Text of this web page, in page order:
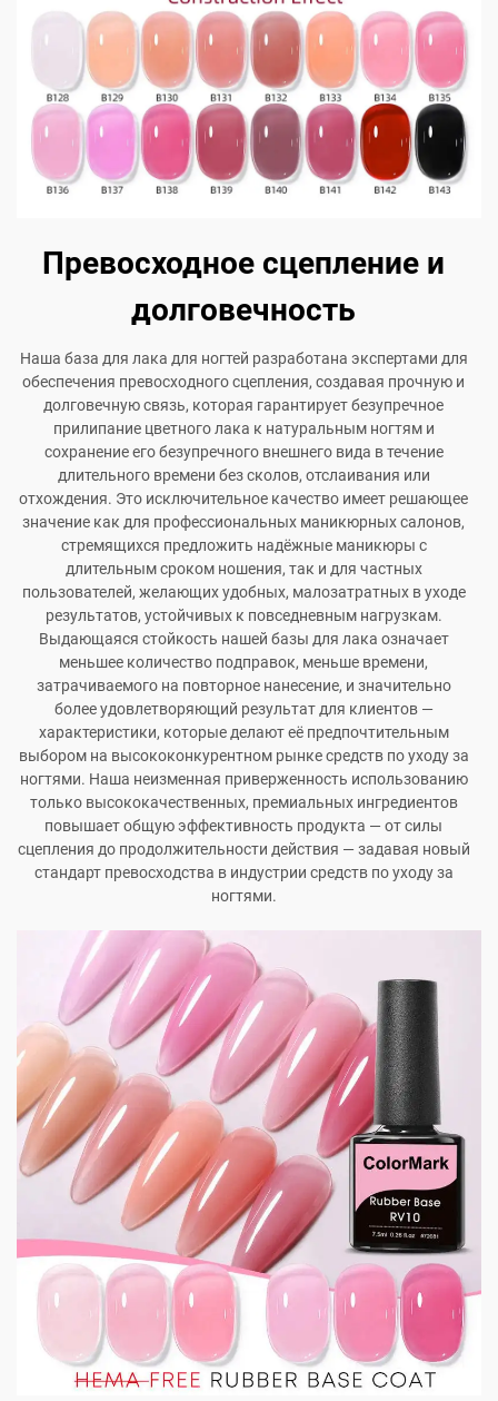
Превосходное сцепление и
долговечность
Наша база для лака для ногтей разработана экспертами для
обеспечения превосходного сцепления, создавая прочную и
долговечную связь, которая гарантирует безупречное
прилипание цветного лака к натуральным ногтям и
сохранение его безупречного внешнего вида в течение
длительного времени без сколов, отслаивания или
отхождения. Это исключительное качество имеет решающее
значение как для профессиональных маникюрных салонов,
стремящихся предложить надёжные маникюры с
длительным сроком ношения, так и для частных
пользователей, желающих удобных, малозатратных в уходе
результатов, устойчивых к повседневным нагрузкам.
Выдающаяся стойкость нашей базы для лака означает
меньшее количество подправок, меньше времени,
затрачиваемого на повторное нанесение, и значительно
более удовлетворяющий результат для клиентов —
характеристики, которые делают её предпочтительным
выбором на высококонкурентном рынке средств по уходу за
ногтями. Наша неизменная приверженность использованию
только высококачественных, премиальных ингредиентов
повышает общую эффективность продукта — от силы
сцепления до продолжительности действия — задавая новый
стандарт превосходства в индустрии средств по уходу за
ногтями.